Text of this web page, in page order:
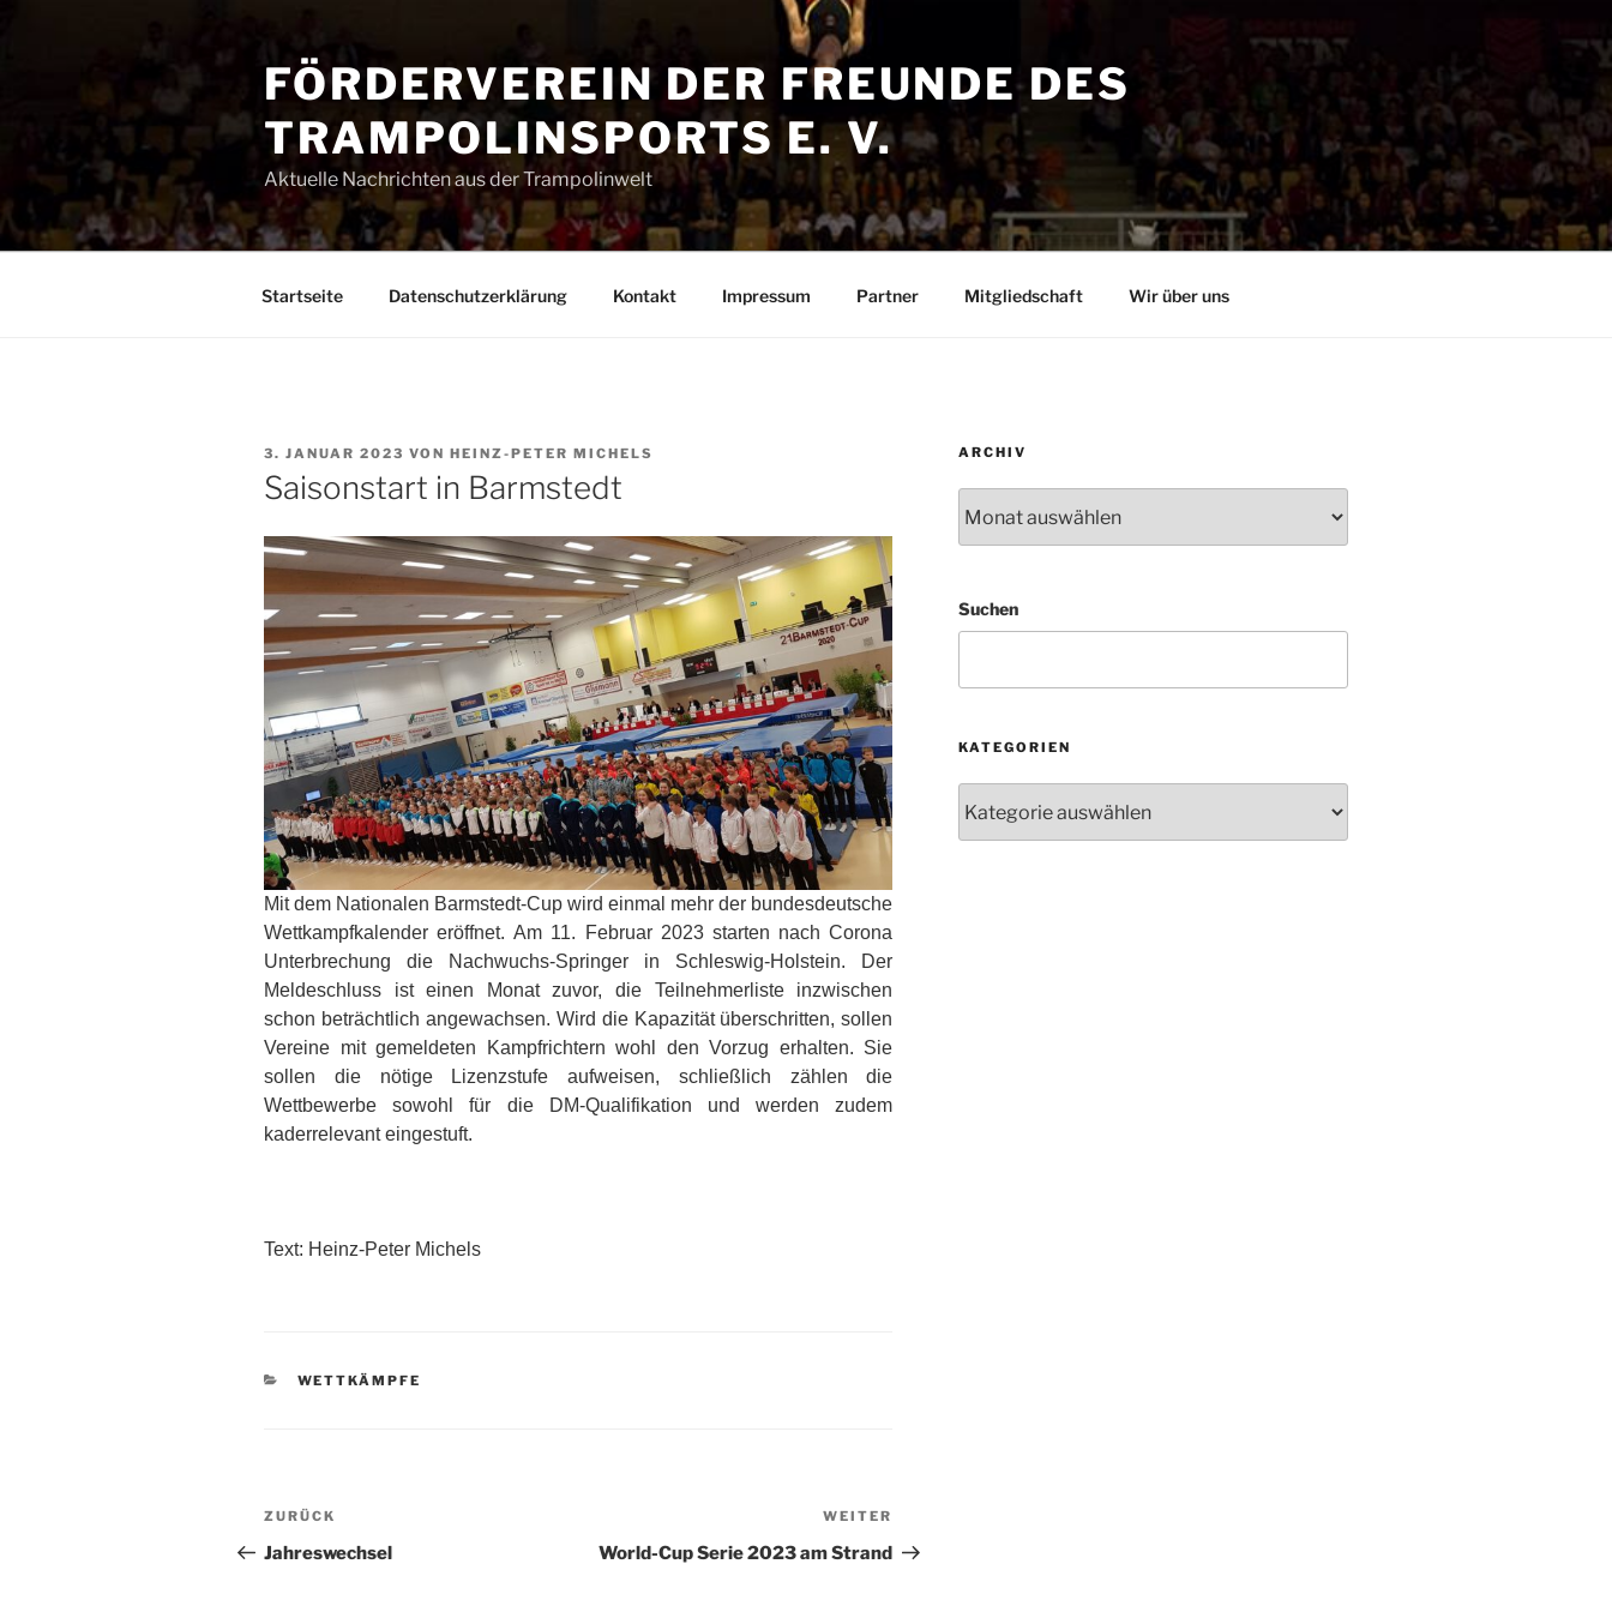
FÖRDERVEREIN DER FREUNDE DES
TRAMPOLINSPORTS E. V.
Aktuelle Nachrichten aus der Trampolinwelt
Startseite Datenschutzerklärung Kontakt Impressum Partner Mitgliedschaft Wir über uns
VERÖFFENTLICHT
AM
3. JANUAR 2023 VON HEINZ-PETER MICHELS
Saisonstart in Barmstedt
Mit dem Nationalen Barmstedt-Cup wird einmal mehr der bundesdeutsche
Wettkampfkalender eröffnet.Am 11. Februar 2023starten nach Corona
Unterbrechung die Nachwuchs-Springer in Schleswig-Holstein. Der
Meldeschluss ist einen Monat zuvor, die Teilnehmerliste inzwischen
schon beträchtlich angewachsen. Wird die Kapazität überschritten, sollen
Vereine mit gemeldeten Kampfrichtern wohl den Vorzug erhalten. Sie
sollen die nötige Lizenzstufe aufweisen, schließlich zählen die
Wettbewerbe sowohl für die DM-Qualifikation und werden zudem
kaderrelevant eingestuft.
Text: Heinz-Peter Michels
KATEGORIEN
WETTKÄMPFE
Beitragsnavigation
Vorheriger
Beitrag
ZURÜCK
Jahreswechsel
Beitrag
WEITER
World-Cup Serie 2023 am Strand
ARCHIV
Suchen
KATEGORIEN